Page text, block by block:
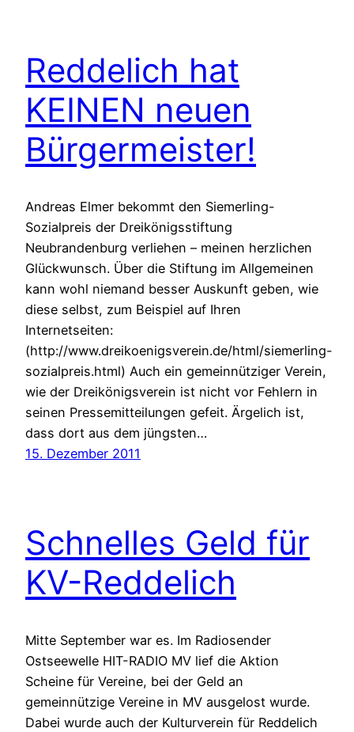
Reddelich hat
KEINEN neuen
Bürgermeister!
Andreas Elmer bekommt den Siemerling-
Sozialpreis der Dreikönigsstiftung
Neubrandenburg verliehen – meinen herzlichen
Glückwunsch. Über die Stiftung im Allgemeinen
kann wohl niemand besser Auskunft geben, wie
diese selbst, zum Beispiel auf Ihren
Internetseiten:
(http://www.dreikoenigsverein.de/html/siemerling-
sozialpreis.html) Auch ein gemeinnütziger Verein,
wie der Dreikönigsverein ist nicht vor Fehlern in
seinen Pressemitteilungen gefeit. Ärgelich ist,
dass dort aus dem jüngsten…
15. Dezember 2011
Schnelles Geld für
KV-Reddelich
Mitte September war es. Im Radiosender
Ostseewelle HIT-RADIO MV lief die Aktion
Scheine für Vereine, bei der Geld an
gemeinnützige Vereine in MV ausgelost wurde.
Dabei wurde auch der Kulturverein für Reddelich